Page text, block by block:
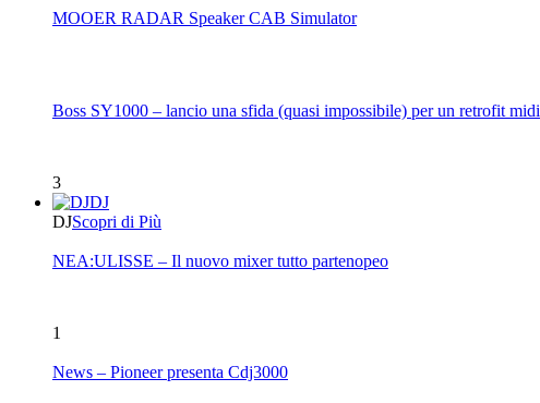
MOOER RADAR Speaker CAB Simulator
Boss SY1000 – lancio una sfida (quasi impossibile) per un retrofit midi
3
DJ
DJScopri di Più
NEA:ULISSE – Il nuovo mixer tutto partenopeo
1
News – Pioneer presenta Cdj3000